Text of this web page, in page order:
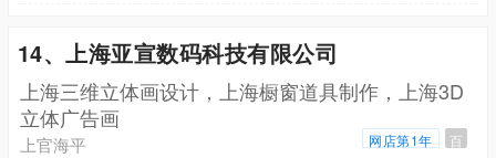
14、上海亚宣数码科技有限公司
上海三维立体画设计，上海橱窗道具制作，上海3D
立体广告画
上官海平 网店第1年 百